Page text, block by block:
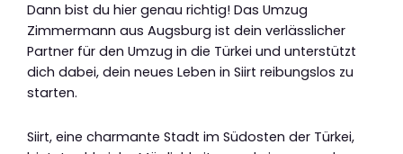
Dann bist du hier genau richtig! Das Umzug
Zimmermann aus Augsburg ist dein verlässlicher
Partner für den Umzug in die Türkei und unterstützt
dich dabei, dein neues Leben in Siirt reibungslos zu
starten.
Siirt, eine charmante Stadt im Südosten der Türkei,